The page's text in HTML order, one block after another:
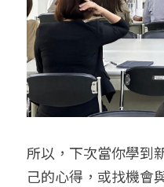
所以，下次當你學到
己的心得，或找機會